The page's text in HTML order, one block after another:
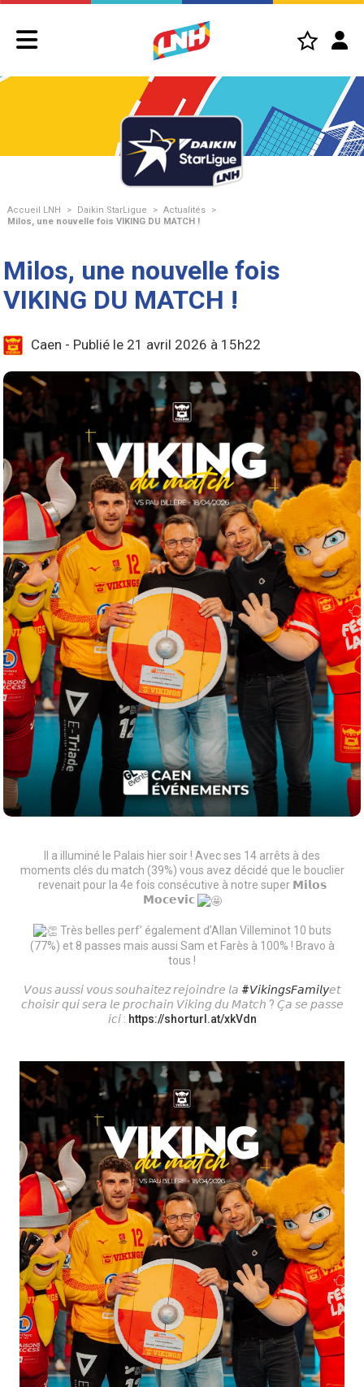
Accueil LNH > Daikin StarLigue > Actualités
>
Milos, une nouvelle fois VIKING DU MATCH !
Milos, une nouvelle fois
VIKING DU MATCH !
Caen - Publié le 21 avril 2026 à 15h22
Il a illuminé le Palais hier soir ! Avec ses 14 arrêts à des
moments clés du match (39%) vous avez décidé que le bouclier
revenait pour la 4e fois consécutive à notre super 𝗠𝗶𝗹𝗼𝘀
𝗠𝗼𝗰𝗲𝘃𝗶𝗰
Très belles perf’ également d’Allan Villeminot 10 buts
(77%) et 8 passes mais aussi Sam et Farès à 100% ! Bravo à
tous !
𝘝𝘰𝘶𝘴 𝘢𝘶𝘴𝘴𝘪 𝘷𝘰𝘶𝘴 𝘴𝘰𝘶𝘩𝘢𝘪𝘵𝘦𝘻 𝘳𝘦𝘫𝘰𝘪𝘯𝘥𝘳𝘦 𝘭𝘢 #𝘝𝘪𝘬𝘪𝘯𝘨𝘴𝘍𝘢𝘮𝘪𝘭𝘺𝘦𝘵
𝘤𝘩𝘰𝘪𝘴𝘪𝘳 𝘲𝘶𝘪 𝘴𝘦𝘳𝘢 𝘭𝘦 𝘱𝘳𝘰𝘤𝘩𝘢𝘪𝘯 𝘝𝘪𝘬𝘪𝘯𝘨 𝘥𝘶 𝘔𝘢𝘵𝘤𝘩 ? 𝘊̧𝘢 𝘴𝘦 𝘱𝘢𝘴𝘴𝘦
𝘪𝘤𝘪 : https://shorturl.at/xkVdn